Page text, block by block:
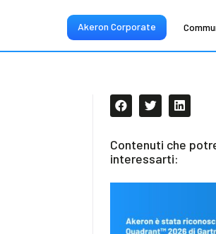
Akeron Corporate
Contenuti che
interessarti: